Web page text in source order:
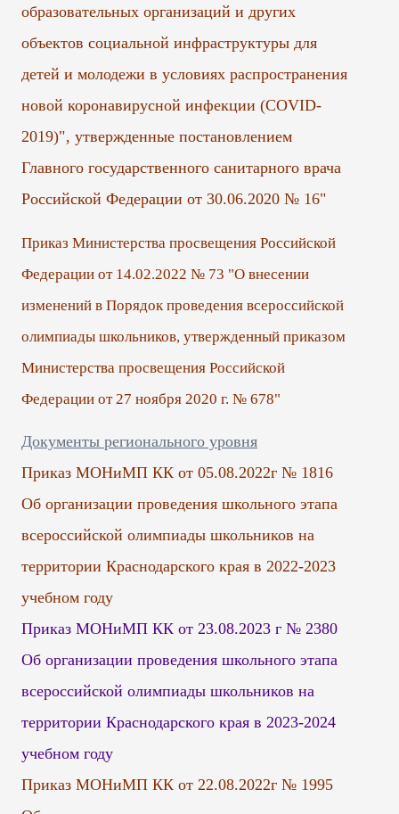
образовательных организаций и других
объектов социальной инфраструктуры для
детей и молодежи в условиях распространения
новой коронавирусной инфекции (COVID-
2019)"‚ утвержденные постановлением
Главного государственного санитарного врача
Российской Федерации от 30.06.2020 № 16"
Приказ Министерства просвещения Российской
Федерации от 14.02.2022 № 73 "О внесении
изменений в Порядок проведения всероссийской
олимпиады школьников, утвержденный приказом
Министерства просвещения Российской
Федерации от 27 ноября 2020 г. № 678"
Документы регионального уровня
Приказ МОНиМП КК от 05.08.2022г № 1816
Об организации проведения школьного этапа
всероссийской олимпиады школьников на
территории Краснодарского края в 2022-2023
учебном году
Приказ МОНиМП КК от 23.08.2023 г № 2380
Об организации проведения школьного этапа
всероссийской олимпиады школьников на
территории Краснодарского края в 2023-2024
учебном году
Приказ МОНиМП КК от 22.08.2022г № 1995